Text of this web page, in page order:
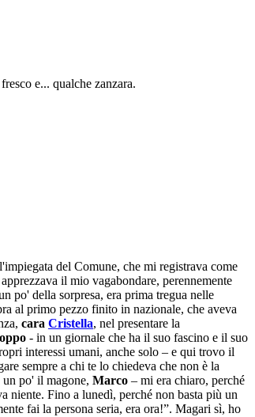
e... qualche zanzara.
del Comune, che mi registrava come
il mio vagabondare, perennemente
po' della sorpresa, era prima tregua nelle
al primo pezzo finito in nazionale, che aveva
cara Cristella, nel presentare la
- in un giornale che ha il suo fascino e il suo
interessi umani, anche solo – e qui trovo il
sempre a chi te lo chiedeva che non è la
po' il magone, Marco – mi era chiaro, perché
niente. Fino a lunedì, perché non basta più un
fai la persona seria, era ora!”. Magari sì, ho